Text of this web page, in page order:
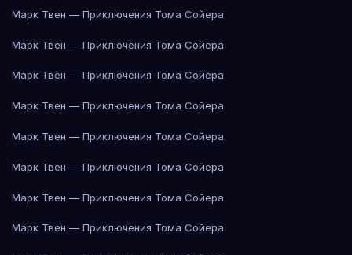
Марк Твен — Приключения Тома Сойера
Марк Твен — Приключения Тома Сойера
Марк Твен — Приключения Тома Сойера
Марк Твен — Приключения Тома Сойера
Марк Твен — Приключения Тома Сойера
Марк Твен — Приключения Тома Сойера
Марк Твен — Приключения Тома Сойера
Марк Твен — Приключения Тома Сойера